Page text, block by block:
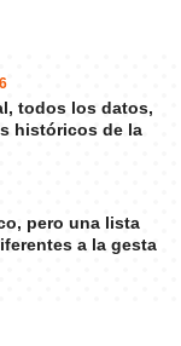
todos los datos,
históricos de la
pero una lista
a la gesta